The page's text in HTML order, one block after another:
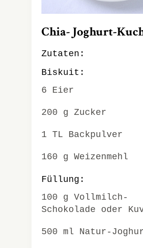
Chia- Joghurt-
Zutaten:
Biskuit:
6 Eier
200 g Zucker
1 TL Backpulver
160 g Weizenmehl
Füllung:
100 g Vollmilch-
Schokolade oder
500 ml Natur-